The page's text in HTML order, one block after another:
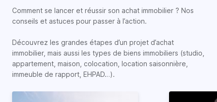
Comment se lancer et réussir son achat immobilier ? Nos
conseils et astuces pour passer à l’action.
Découvrez les grandes étapes d’un projet d’achat
immobilier, mais aussi les types de biens immobiliers (studio,
appartement, maison, colocation, location saisonnière,
immeuble de rapport, EHPAD…).